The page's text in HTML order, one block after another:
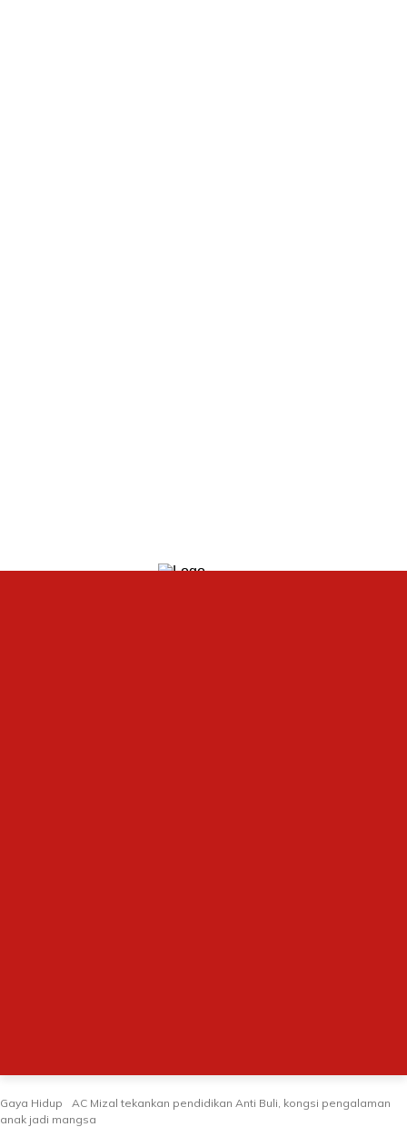
Gaya Hidup
AC Mizal tekankan pendidikan Anti Buli, kongsi pengalaman
anak jadi mangsa